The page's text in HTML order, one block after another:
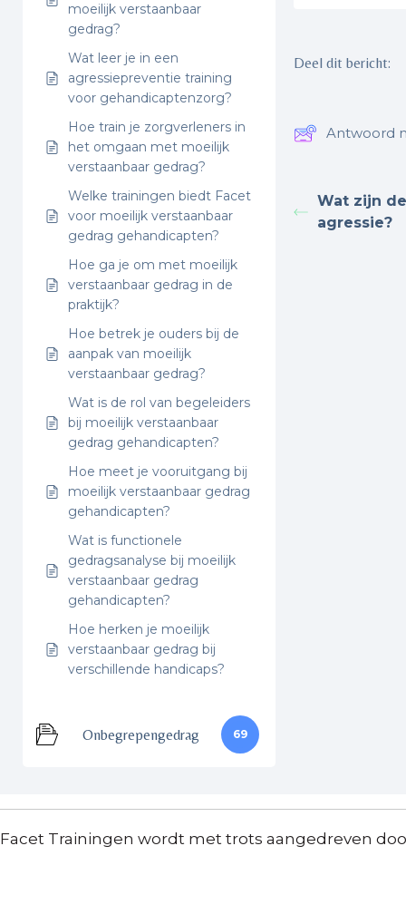
moeilijk verstaanbaar
gedrag?
Wat leer je in een
agressiepreventie training
voor gehandicaptenzorg?
Hoe train je zorgverleners in
het omgaan met moeilijk
verstaanbaar gedrag?
Welke trainingen biedt Facet
voor moeilijk verstaanbaar
gedrag gehandicapten?
Hoe ga je om met moeilijk
verstaanbaar gedrag in de
praktijk?
Hoe betrek je ouders bij de
aanpak van moeilijk
verstaanbaar gedrag?
Wat is de rol van begeleiders
bij moeilijk verstaanbaar
gedrag gehandicapten?
Hoe meet je vooruitgang bij
moeilijk verstaanbaar gedrag
gehandicapten?
Wat is functionele
gedragsanalyse bij moeilijk
verstaanbaar gedrag
gehandicapten?
Hoe herken je moeilijk
verstaanbaar gedrag bij
verschillende handicaps?
Onbegrepengedrag 69
Deel dit bericht:
Antwoord
Wat zijn
agressie?
Facet Trainingen wordt met trots aangedreven